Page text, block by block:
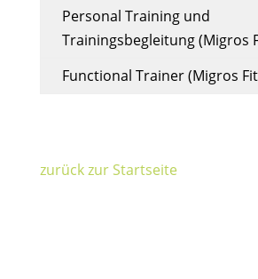
Personal Training und
Trainingsbegleitung (Migros
Functional Trainer (Migros
zurück zur Startseite